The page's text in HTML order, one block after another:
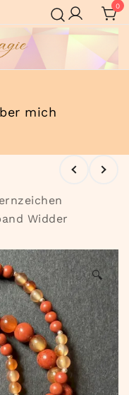
0
mich
Widder
🔍